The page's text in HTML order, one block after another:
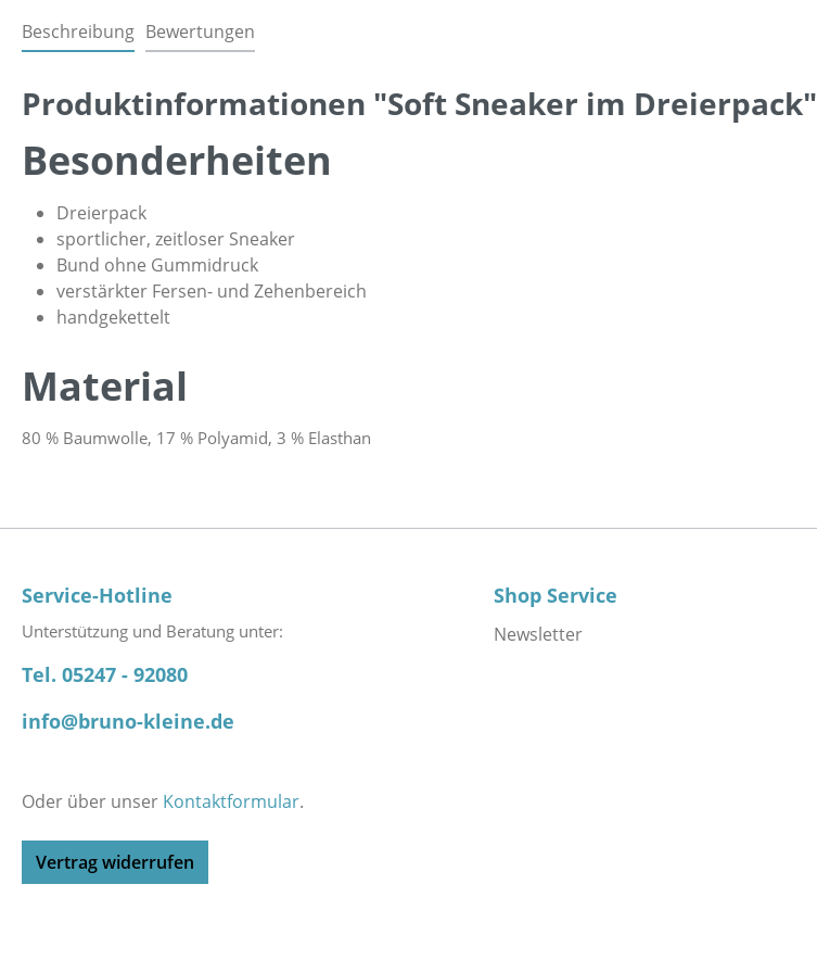
Beschreibung Bewertungen
Produktinformationen "Soft Sneaker im Dreierpack"
Besonderheiten
Dreierpack
sportlicher, zeitloser Sneaker
Bund ohne Gummidruck
verstärkter Fersen- und Zehenbereich
handgekettelt
Material
80 % Baumwolle, 17 % Polyamid, 3 % Elasthan
Service-Hotline
Unterstützung und Beratung unter:
Tel. 05247 - 92080
info@bruno-kleine.de
Oder über unser Kontaktformular.
Vertrag widerrufen
Shop Service
Newsletter